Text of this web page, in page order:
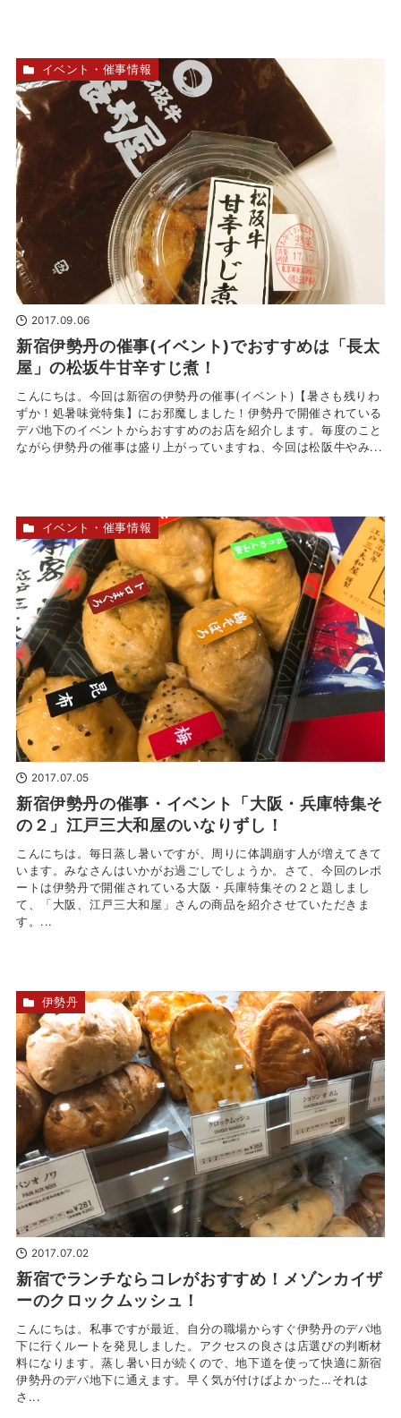
2017.09.06
新宿伊勢丹の催事(イベント)でおすすめは「長太
屋」の松坂牛甘辛すじ煮！
こんにちは。今回は新宿の伊勢丹の催事(イベント)【暑さも残りわ
ずか！処暑味覚特集】にお邪魔しました！伊勢丹で開催されている
デパ地下のイベントからおすすめのお店を紹介します。毎度のこと
ながら伊勢丹の催事は盛り上がっていますね、今回は松阪牛やみ...
イベント・催事情報
2017.07.05
新宿伊勢丹の催事・イベント「大阪・兵庫特集そ
の２」江戸三大和屋のいなりずし！
こんにちは。毎日蒸し暑いですが、周りに体調崩す人が増えてきて
います。みなさんはいかがお過ごしでしょうか。さて、今回のレポ
ートは伊勢丹で開催されている大阪・兵庫特集その２と題しまし
て、「大阪、江戸三大和屋」さんの商品を紹介させていただきま
す。...
イベント・催事情報
2017.07.02
新宿でランチならコレがおすすめ！メゾンカイザ
ーのクロックムッシュ！
こんにちは。私事ですが最近、自分の職場からすぐ伊勢丹のデパ地
下に行くルートを発見しました。アクセスの良さは店選びの判断材
料になります。蒸し暑い日が続くので、地下道を使って快適に新宿
伊勢丹のデパ地下に通えます。早く気が付けばよかった…それは
さ...
伊勢丹